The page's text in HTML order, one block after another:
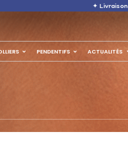
✦ Livraison à domicile
PENDENTIFS ACTUALITÉS